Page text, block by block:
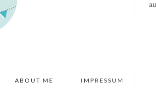
ABOUT ME IMPRESSUM